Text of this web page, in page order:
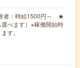
者：時給1500円～ ★
べます）※稼働開始時
す。